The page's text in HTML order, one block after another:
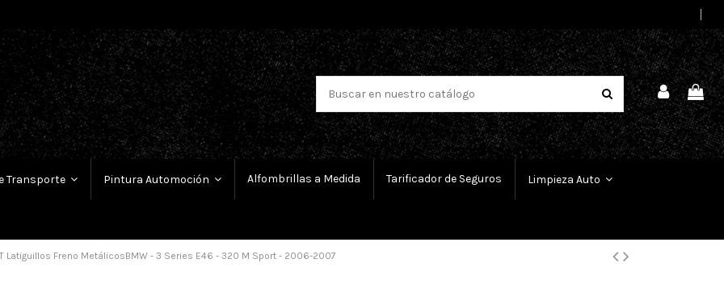
Transporte Pintura Automoción Alfombrillas a Medida Tarificador de Seguros Limpieza Auto
Latiguillos Freno MetálicosBMW - 3 Series E46 - 320 M Sport - 2006-2007